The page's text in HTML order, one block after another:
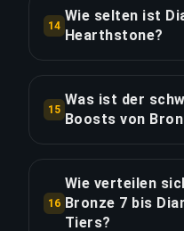
25% schnellere
Stunden. Das
14
Wie selten ist
Hearthstone?
4.5% der
Tier (Datenstand:
Top 4.5%.
15
Was ist der
Boosts von
Diamond 10, die 4x
Anfangsdivisionen bei
players gewinnen in
16
Wie verteilen
Bronze 7 bis
Tiers?